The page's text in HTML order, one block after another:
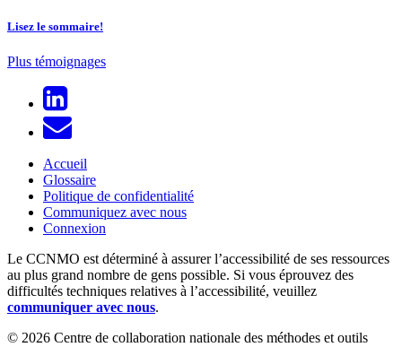
Lisez le sommaire!
Plus témoignages
Accueil
Glossaire
Politique de confidentialité
Communiquez avec nous
Connexion
Le CCNMO est déterminé à assurer l’accessibilité de ses ressources
au plus grand nombre de gens possible. Si vous éprouvez des
difficultés techniques relatives à l’accessibilité, veuillez
communiquer avec nous.
© 2026 Centre de collaboration nationale des méthodes et outils